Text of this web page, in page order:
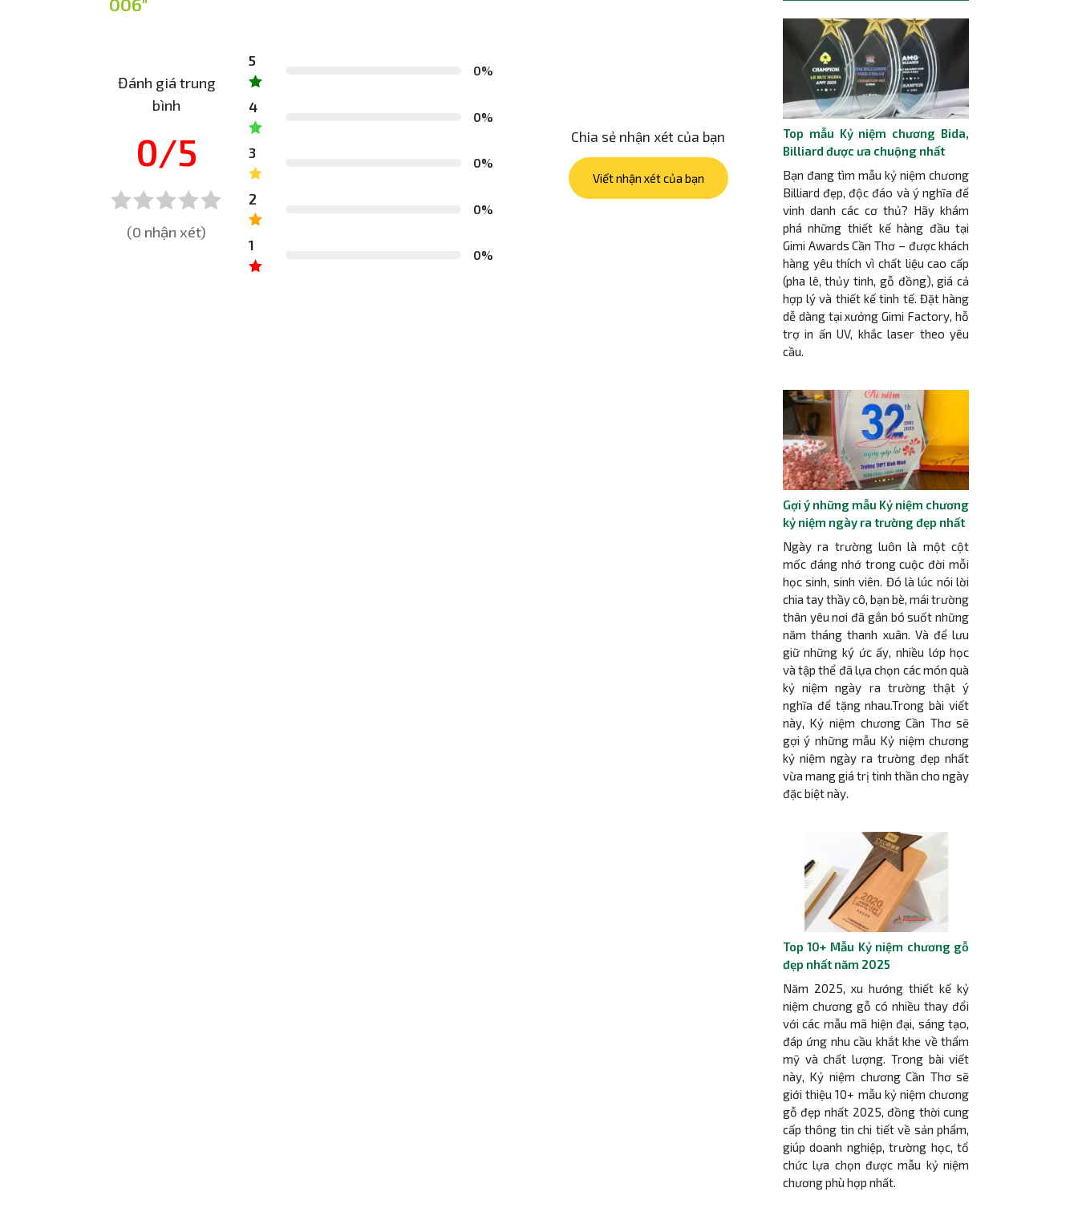
Đánh giá trung
bình
0/5
(0 nhận xét)
5
0%
4
0%
3
0%
2
0%
1
0%
Chia sẻ nhận xét của bạn
Viết nhận xét của bạn
Top mẫu Kỷ niệm chương Bida,
Billiard được ưa chuộng nhất
Bạn đang tìm mẫu kỷ niệm chương
Billiard đẹp, độc đáo và ý nghĩa để
vinh danh các cơ thủ? Hãy khám
phá những thiết kế hàng đầu tại
Gimi Awards Cần Thơ – được khách
hàng yêu thích vì chất liệu cao cấp
(pha lê, thủy tinh, gỗ đồng), giá cả
hợp lý và thiết kế tinh tế. Đặt hàng
dễ dàng tại xưởng Gimi Factory, hỗ
trợ in ấn UV, khắc laser theo yêu
cầu.
Gợi ý những mẫu Kỷ niệm chương
kỷ niệm ngày ra trường đẹp nhất
Ngày ra trường luôn là một cột
mốc đáng nhớ trong cuộc đời mỗi
học sinh, sinh viên. Đó là lúc nói lời
chia tay thầy cô, bạn bè, mái trường
thân yêu nơi đã gắn bó suốt những
năm tháng thanh xuân. Và để lưu
giữ những ký ức ấy, nhiều lớp học
và tập thể đã lựa chọn các món quà
kỷ niệm ngày ra trường thật ý
nghĩa để tặng nhau.Trong bài viết
này, Kỷ niệm chương Cần Thơ sẽ
gợi ý những mẫu Kỷ niệm chương
kỷ niệm ngày ra trường đẹp nhất
vừa mang giá trị tinh thần cho ngày
đặc biệt này.
Top 10+ Mẫu Kỷ niệm chương gỗ
đẹp nhất năm 2025
Năm 2025, xu hướng thiết kế kỷ
niệm chương gỗ có nhiều thay đổi
với các mẫu mã hiện đại, sáng tạo,
đáp ứng nhu cầu khắt khe về thẩm
mỹ và chất lượng. Trong bài viết
này, Kỷ niệm chương Cần Thơ sẽ
giới thiệu 10+ mẫu kỷ niệm chương
gỗ đẹp nhất 2025, đồng thời cung
cấp thông tin chi tiết về sản phẩm,
giúp doanh nghiệp, trường học, tổ
chức lựa chọn được mẫu kỷ niệm
chương phù hợp nhất.